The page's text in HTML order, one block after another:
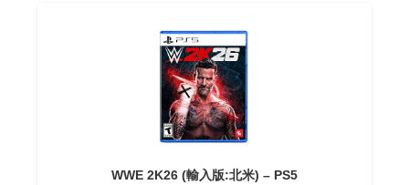
WWE 2K26 (輸入版:北米) – PS5